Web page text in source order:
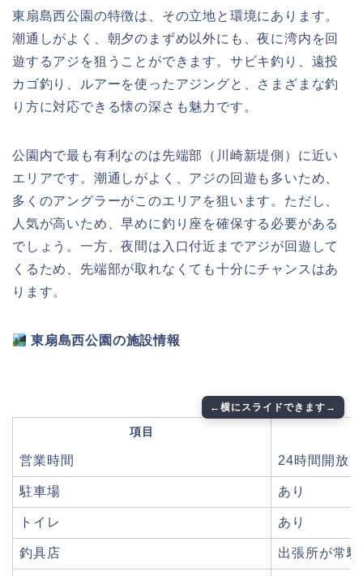
東扇島西公園の特徴は、その立地と環境にあります。
潮通しがよく、朝夕のまずめ以外にも、夜に湾内を回
遊するアジを狙うことができます。サビキ釣り、遠投
カゴ釣り、ルアーを使ったアジングと、さまざまな釣
り方に対応できる懐の深さも魅力です。
公園内で最も有利なのは先端部（川崎新堤側）に近い
エリアです。潮通しがよく、アジの回遊も多いため、
多くのアングラーがこのエリアを狙います。ただし、
人気が高いため、早めに釣り座を確保する必要がある
でしょう。一方、夜間は入口付近までアジが回遊して
くるため、先端部が取れなくても十分にチャンスはあ
ります。
東扇島西公園の施設情報
項目
営業時間 24時間開放
駐車場 あり
トイレ あり
釣具店 出張所が常駐